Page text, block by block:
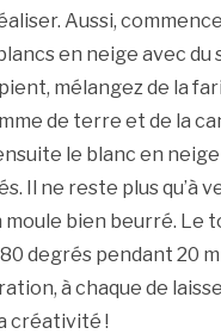
Aussi,
en neige avec du
mélangez de la
de terre et de la
le blanc en
Il ne reste plus qu’à
moule bien beurré. Le
degrés pendant 20
à chaque de
créativité !